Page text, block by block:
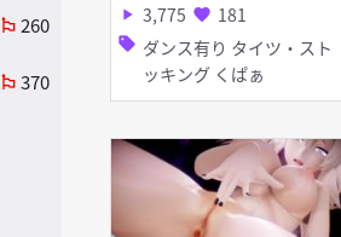
play_arrow 3,775 favorite 181
sell ダンス有り タイツ・スト
ッキング くぱぁ
emoji_flags 260
emoji_flags 370